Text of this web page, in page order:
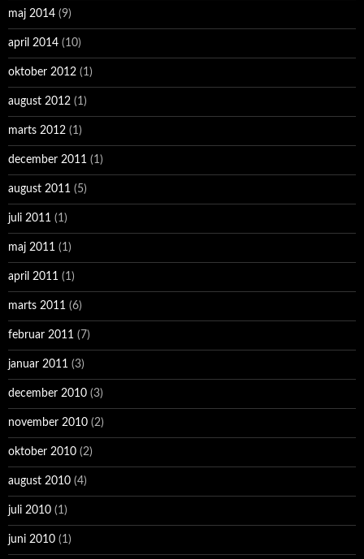
maj 2014 (9)
april 2014 (10)
oktober 2012 (1)
august 2012 (1)
marts 2012 (1)
december 2011 (1)
august 2011 (5)
juli 2011 (1)
maj 2011 (1)
april 2011 (1)
marts 2011 (6)
februar 2011 (7)
januar 2011 (3)
december 2010 (3)
november 2010 (2)
oktober 2010 (2)
august 2010 (4)
juli 2010 (1)
juni 2010 (1)